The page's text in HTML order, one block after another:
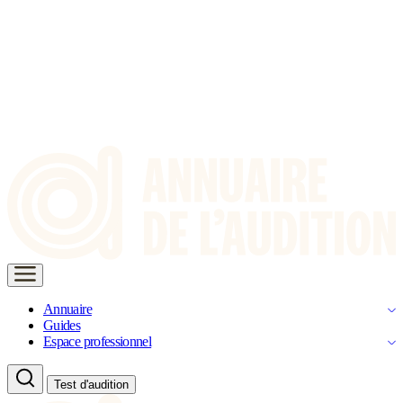
Annuaire
Guides
Espace professionnel
Test d'audition